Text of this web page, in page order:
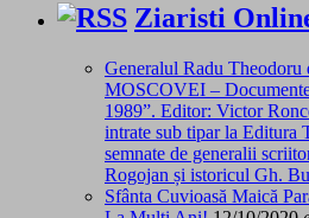
Ziaristi
Generalul Radu
MOSCOVEI –
1989”. Editor: Victor
intrate sub tipar la Editura
semnate de generalii
Rogojan și istoricul Gh.
Sfânta Cuvioasă Maică